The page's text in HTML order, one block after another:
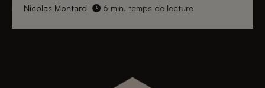
Nicolas Montard 6 min. temps de lecture